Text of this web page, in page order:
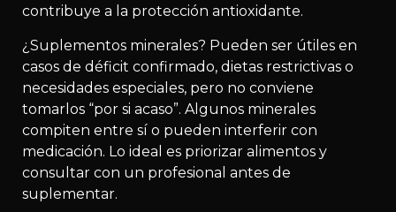
contribuye a la protección antioxidante.
¿Suplementos minerales? Pueden ser útiles en
casos de déficit confirmado, dietas restrictivas o
necesidades especiales, pero no conviene
tomarlos “por si acaso”. Algunos minerales
compiten entre sí o pueden interferir con
medicación. Lo ideal es priorizar alimentos y
consultar con un profesional antes de
suplementar.